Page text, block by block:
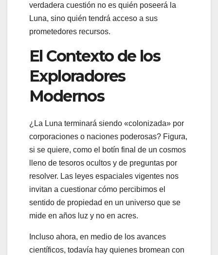
verdadera cuestión no es quién poseerá la
Luna, sino quién tendrá acceso a sus
prometedores recursos.
El Contexto de los
Exploradores
Modernos
¿La Luna terminará siendo «colonizada» por
corporaciones o naciones poderosas? Figura,
si se quiere, como el botín final de un cosmos
lleno de tesoros ocultos y de preguntas por
resolver. Las leyes espaciales vigentes nos
invitan a cuestionar cómo percibimos el
sentido de propiedad en un universo que se
mide en años luz y no en acres.
Incluso ahora, en medio de los avances
científicos, todavía hay quienes bromean con